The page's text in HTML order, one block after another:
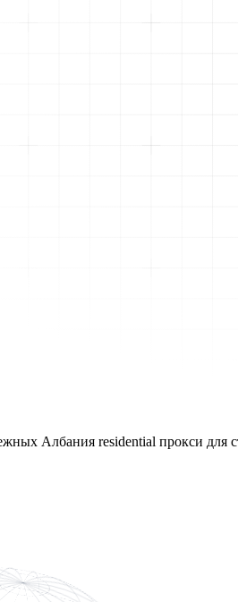
Албания residential прокси для